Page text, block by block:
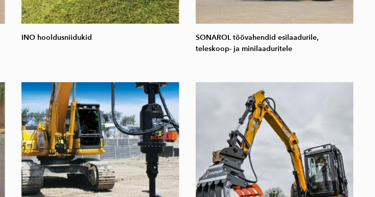
INO hooldusniidukid
SONAROL töövahendid esilaadurile,
teleskoop- ja minilaaduritele